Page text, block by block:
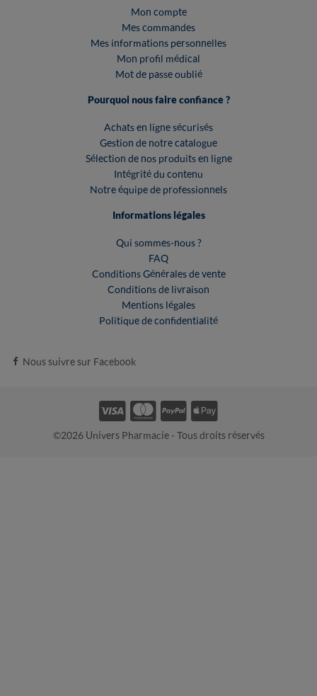
Mon compte
Mes commandes
Mes informations personnelles
Mon profil médical
Mot de passe oublié
Pourquoi nous faire confiance ?
Achats en ligne sécurisés
Gestion de notre catalogue
Sélection de nos produits en ligne
Intégrité du contenu
Notre équipe de professionnels
Informations légales
Qui sommes-nous ?
FAQ
Conditions Générales de vente
Conditions de livraison
Mentions légales
Politique de confidentialité
Nous suivre sur Facebook
©2026 Univers Pharmacie - Tous droits réservés